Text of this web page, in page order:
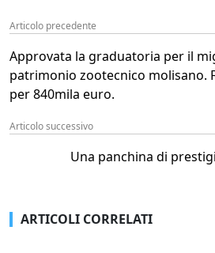
Articolo precedente
Approvata la graduatoria per il
patrimonio zootecnico molisano.
per 840mila euro.
Articolo successivo
Una panchina di
ARTICOLI CORRELATI